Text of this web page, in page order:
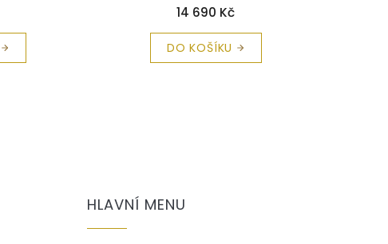
14 690 Kč
DO KOŠÍKU
HLAVNÍ MENU